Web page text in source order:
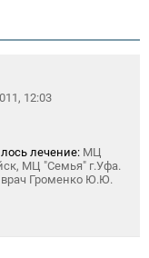
12:03
лечение: МЦ
МЦ "Семья" г.Уфа.
Громенко Ю.Ю.